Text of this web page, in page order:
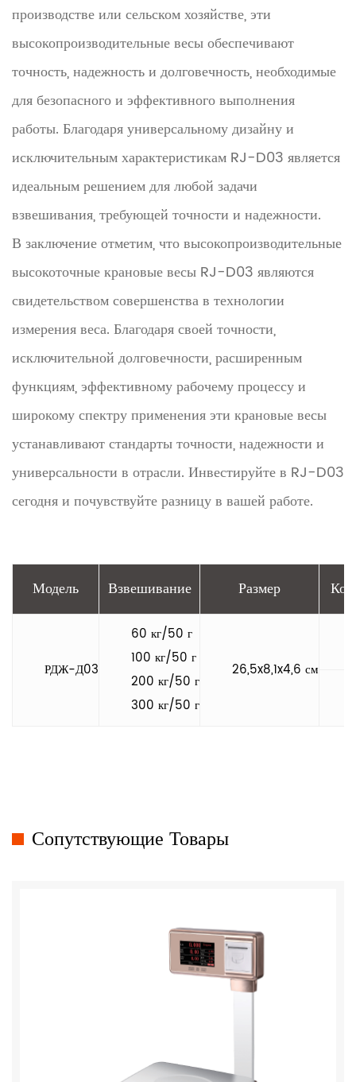
производстве или сельском хозяйстве, эти
высокопроизводительные весы обеспечивают
точность, надежность и долговечность, необходимые
для безопасного и эффективного выполнения
работы. Благодаря универсальному дизайну и
исключительным характеристикам RJ-D03 является
идеальным решением для любой задачи
взвешивания, требующей точности и надежности.
В заключение отметим, что высокопроизводительные
высокоточные крановые весы RJ-D03 являются
свидетельством совершенства в технологии
измерения веса. Благодаря своей точности,
исключительной долговечности, расширенным
функциям, эффективному рабочему процессу и
широкому спектру применения эти крановые весы
устанавливают стандарты точности, надежности и
универсальности в отрасли. Инвестируйте в RJ-D03
сегодня и почувствуйте разницу в вашей работе.
Модель Взвешивание Размер
РДЖ-Д03
60 кг/50 г
100 кг/50 г
200 кг/50 г
300 кг/50 г
26,5x8,1x4,6 см
Сопутствующие Товары